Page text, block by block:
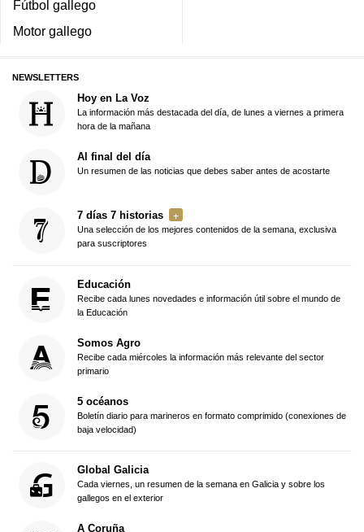
Fútbol gallego
Motor gallego
NEWSLETTERS
Hoy en La Voz
La información más destacada del día, de lunes a viernes a primera
hora de la mañana
Al final del día
Un resumen de las noticias que debes saber antes de acostarte
7 días 7 historias
Una selección de los mejores contenidos de la semana, exclusiva
para suscriptores
Educación
Recibe cada lunes novedades e información útil sobre el mundo de
la Educación
Somos Agro
Recibe cada miércoles la información más relevante del sector
primario
5 océanos
Boletín diario para marineros en formato comprimido (conexiones de
baja velocidad)
Global Galicia
Cada viernes, un resumen de la semana en Galicia y sobre los
gallegos en el exterior
A Coruña